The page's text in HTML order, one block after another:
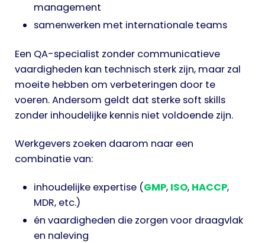
management
samenwerken met internationale teams
Een QA-specialist zonder communicatieve
vaardigheden kan technisch sterk zijn, maar zal
moeite hebben om verbeteringen door te
voeren. Andersom geldt dat sterke soft skills
zonder inhoudelijke kennis niet voldoende zijn.
Werkgevers zoeken daarom naar een
combinatie van:
inhoudelijke expertise (GMP, ISO, HACCP,
MDR, etc.)
én vaardigheden die zorgen voor draagvlak
en naleving